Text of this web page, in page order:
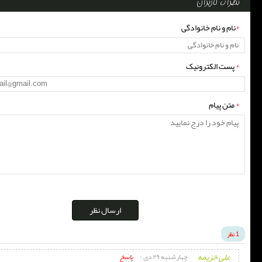
نظرات کاربران
*نام و نام خانوادگی
*پست الکترونیک
*متن پیام
ارسال نظر
1 نظر
علی خزیمه چهارشنبه ۲۹ دی ۰ پاسخ